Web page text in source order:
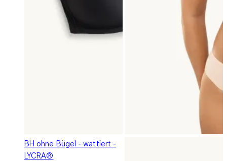
BH ohne Bügel - wattiert -
LYCRA®